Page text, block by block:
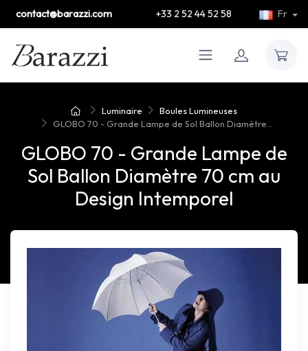
contact@barazzi.com +33 2 52 44 52 58 Fr
Luminaire
Boules Lumineuses
GLOBO 70 - Grande Lampe de Sol Ballon Diamètre...
GLOBO 70 - Grande Lampe de
Sol Ballon Diamètre 70 cm au
Design Intemporel